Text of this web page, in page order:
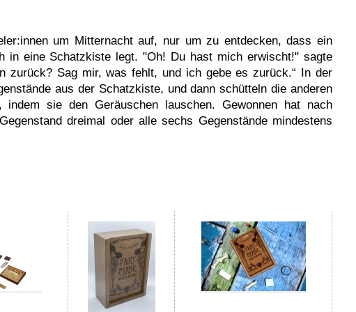
um Mitternacht auf, nur um zu entdecken, dass ein
in eine Schatzkiste legt."Oh! Du hast mich erwischt!" sagte
zurück? Sag mir, was fehlt, und ich gebe es zurück.“ In der
aus der Schatzkiste, und dann schütteln die anderen
sie den Geräuschen lauschen. Gewonnen hat nach
dreimal oder alle sechs Gegenstände mindestens